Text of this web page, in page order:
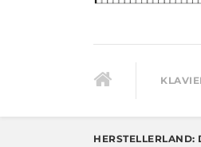
HERSTELLERLAND: